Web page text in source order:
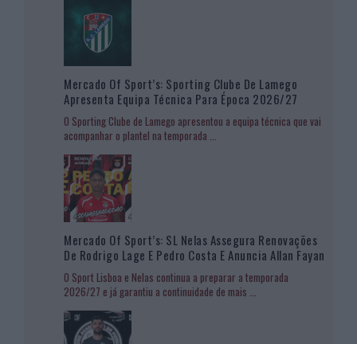
Mercado Of Sport’s: Sporting Clube De Lamego
Apresenta Equipa Técnica Para Época 2026/27
O Sporting Clube de Lamego apresentou a equipa técnica que vai
acompanhar o plantel na temporada ...
Mercado Of Sport’s: SL Nelas Assegura Renovações
De Rodrigo Lage E Pedro Costa E Anuncia Allan Fayan
O Sport Lisboa e Nelas continua a preparar a temporada
2026/27 e já garantiu a continuidade de mais ...